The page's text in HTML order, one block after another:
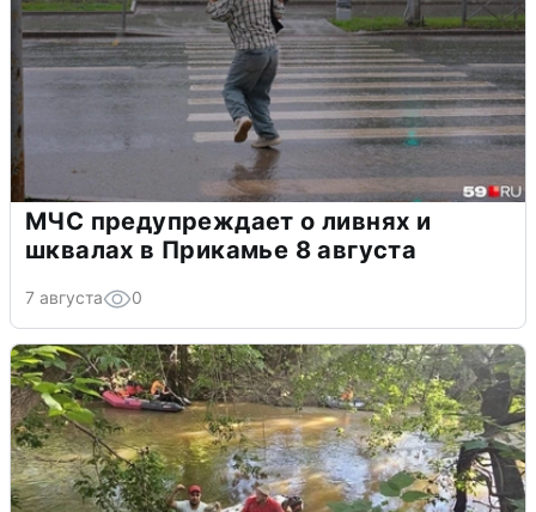
МЧС предупреждает о ливнях и
шквалах в Прикамье 8 августа
7 августа 0